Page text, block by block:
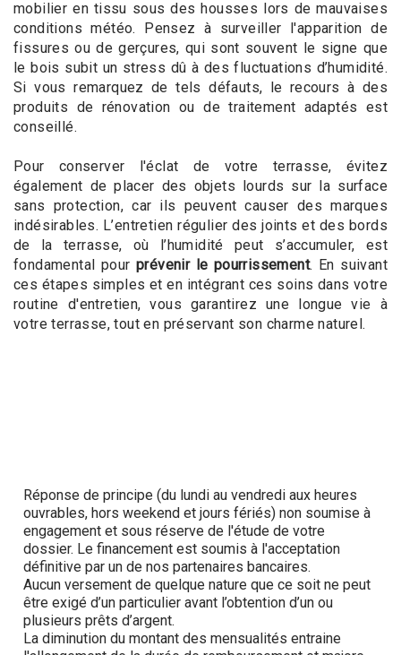
mobilier en tissu sous des housses lors de mauvaises
conditions météo. Pensez à surveiller l'apparition de
fissures ou de gerçures, qui sont souvent le signe que
le bois subit un stress dû à des fluctuations d’humidité.
Si vous remarquez de tels défauts, le recours à des
produits de rénovation ou de traitement adaptés est
conseillé.
Pour conserver l'éclat de votre terrasse, évitez
également de placer des objets lourds sur la surface
sans protection, car ils peuvent causer des marques
indésirables. L’entretien régulier des joints et des bords
de la terrasse, où l’humidité peut s’accumuler, est
fondamental pour prévenir le pourrissement. En suivant
ces étapes simples et en intégrant ces soins dans votre
routine d'entretien, vous garantirez une longue vie à
votre terrasse, tout en préservant son charme naturel.